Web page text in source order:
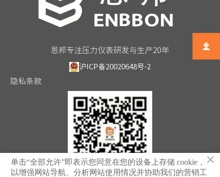
恩邦专注压力仪表研发与生产20年
沪ICP备20020648号-2
隐私条款

×
单击“全部允许”即表示您同意在您的设备上存储 cookie，
以增强网站导航、分析网站使用情况并协助我们的营销工